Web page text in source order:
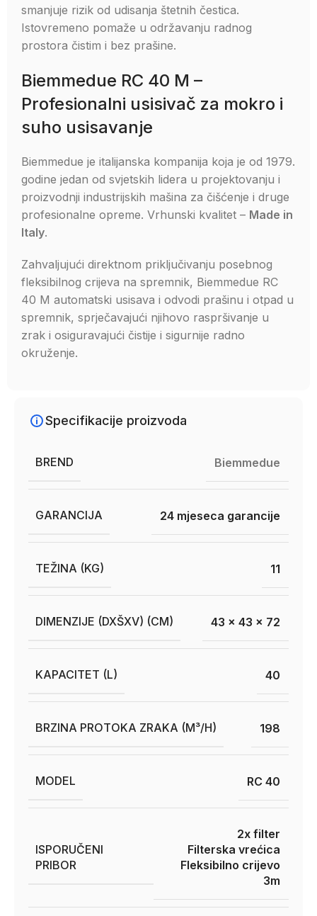
smanjuje rizik od udisanja štetnih čestica.
Istovremeno pomaže u održavanju radnog
prostora čistim i bez prašine.
Biemmedue RC 40 M –
Profesionalni usisivač za mokro i
suho usisavanje
Biemmedue je italijanska kompanija koja je od 1979.
godine jedan od svjetskih lidera u projektovanju i
proizvodnji industrijskih mašina za čišćenje i druge
profesionalne opreme. Vrhunski kvalitet – Made in
Italy.
Zahvaljujući direktnom priključivanju posebnog
fleksibilnog crijeva na spremnik, Biemmedue RC
40 M automatski usisava i odvodi prašinu i otpad u
spremnik, sprječavajući njihovo raspršivanje u
zrak i osiguravajući čistije i sigurnije radno
okruženje.
Specifikacije proizvoda
BREND Biemmedue
GARANCIJA 24 mjeseca garancije
TEŽINA (KG) 11
DIMENZIJE (DXŠXV) (CM) 43 x 43 x 72
KAPACITET (L) 40
BRZINA PROTOKA ZRAKA (M³/H) 198
MODEL RC 40
ISPORUČENI
PRIBOR
2x filter
Filterska vrećica
Fleksibilno crijevo
3m